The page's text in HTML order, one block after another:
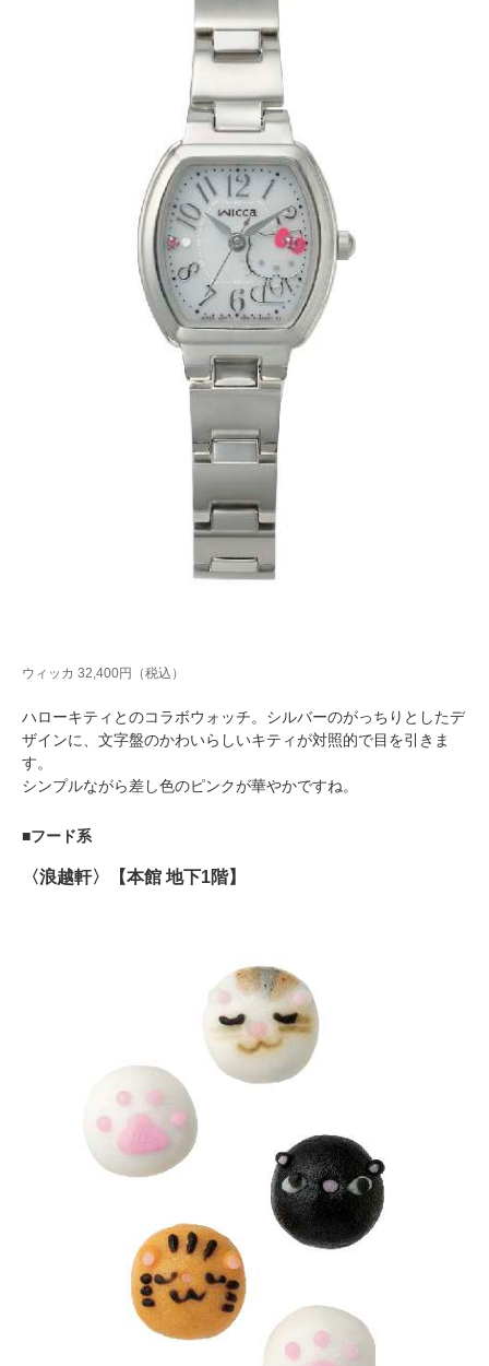
ウィッカ 32,400円（税込）
ハローキティとのコラボウォッチ。シルバーのがっちりとしたデ
ザインに、文字盤のかわいらしいキティが対照的で目を引きま
す。
シンプルながら差し色のピンクが華やかですね。
■フード系
〈浪越軒〉【本館 地下1階】